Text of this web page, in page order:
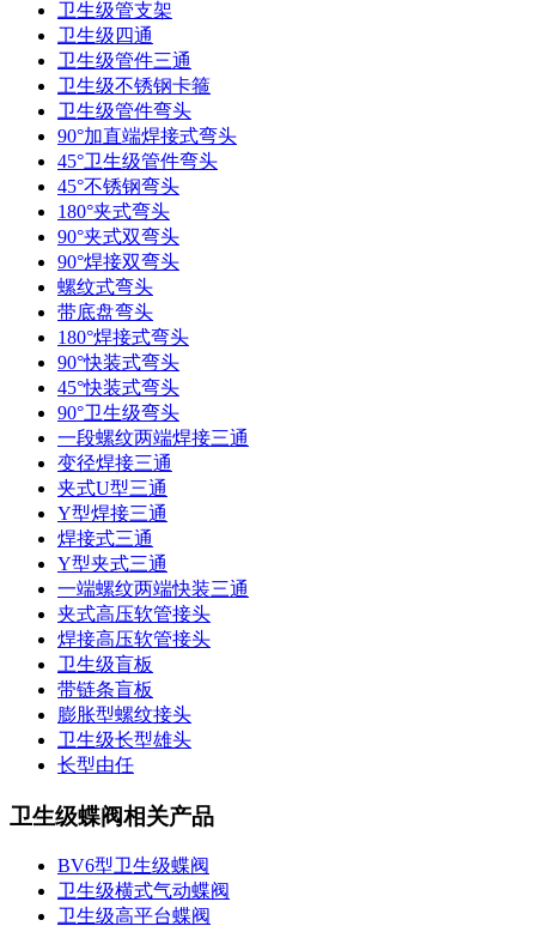
卫生级管支架
卫生级四通
卫生级管件三通​
卫生级不锈钢卡箍
卫生级管件弯头
90°加直端焊接式弯头
45°卫生级管件弯头
45°不锈钢弯头
180°夹式弯头
90°夹式双弯头
90°焊接双弯头
螺纹式弯头
带底盘弯头
180°焊接式弯头
90°快装式弯头
45°快装式弯头
90°卫生级弯头
一段螺纹两端焊接三通
变径焊接三通
夹式U型三通
Y型焊接三通
焊接式三通
Y型夹式三通
一端螺纹两端快装三通
夹式高压软管接头
焊接高压软管接头
卫生级盲板
带链条盲板
膨胀型螺纹接头
卫生级长型雄头
长型由任
卫生级蝶阀相关产品
BV6型卫生级蝶阀
卫生级横式气动蝶阀
卫生级高平台蝶阀